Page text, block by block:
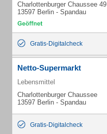
Charlottenburger Chaussee 49
13597 Berlin - Spandau
Gratis-Digitalcheck
Netto-Supermarkt
Lebensmittel
Charlottenburger Chaussee
13597 Berlin - Spandau
Gratis-Digitalcheck